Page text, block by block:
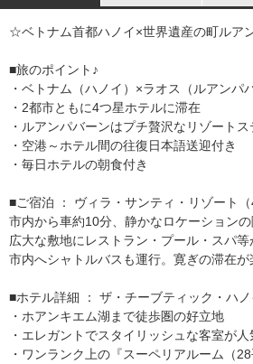
☆ベトナム首都ハノイ×世界遺産の町ルア
■旅のポイント♪
・ベトナム（ハノイ）×ラオス（ルアンパ
・2都市ともに4つ星ホテルに滞在
・ルアンパバーンはプチ贅沢なリゾートス
・空港～ホテル間の往復日本語送迎付き
・毎日ホテルの朝食付き
■ご宿泊 ： ヴィラ・サンティ・リゾート（
市内から車約10分、静かなロケーションの
広大な敷地にレストラン・プール・スパ等
市内へシャトルバスも運行。寛ぎの滞在が
■ホテル詳細 ： ザ・チーブティック・ハノ
・ホアンキエム湖まで徒歩圏の好立地
・エレガントでスタイリッシュな客室が人
・ワンランク上の『スーペリアルーム（